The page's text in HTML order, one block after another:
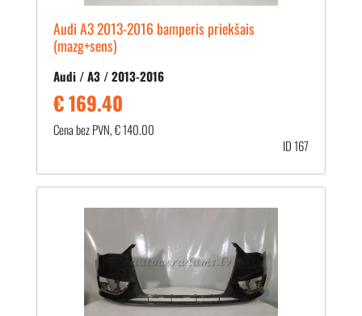
Audi A3 2013-2016 bamperis priekšais
(mazg+sens)
Audi / A3 / 2013-2016
€ 169.40
Cena bez PVN, € 140.00
ID 167